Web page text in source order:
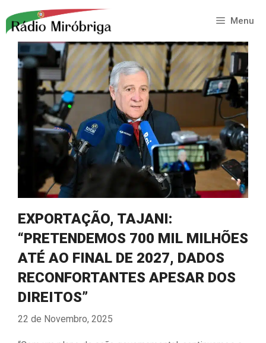
para
conteúdo
Menu
EXPORTAÇÃO, TAJANI:
“PRETENDEMOS 700 MIL MILHÕES
ATÉ AO FINAL DE 2027, DADOS
RECONFORTANTES APESAR DOS
DIREITOS”
22 de Novembro, 2025